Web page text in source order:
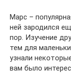
Марс –
ней зародился
пор. Изучение
тем для
узнали
вам было